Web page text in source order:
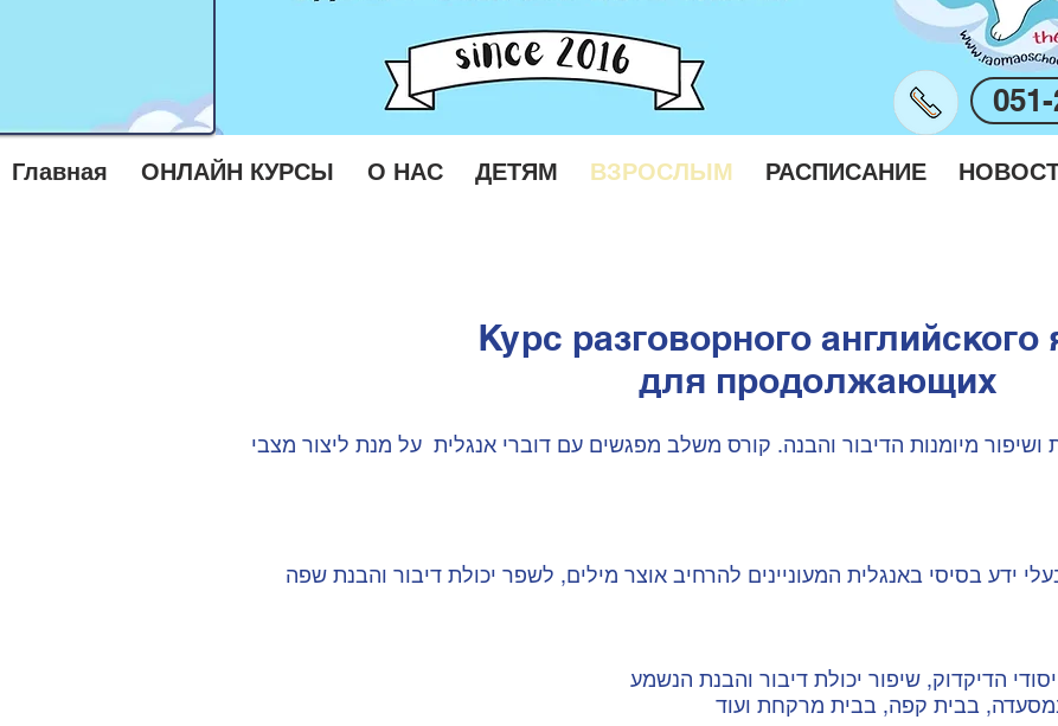
Главная ОНЛАЙН КУРСЫ О НАС ДЕТЯМ ВЗРОСЛЫМ РАСПИСАНИЕ
Курс разговорного английского
для продолжающих
מיומנות הדיבור והבנה. קורס משלב מפגשים עם דוברי אנגלית על מנת ליצור מצבי
ידע בסיסי באנגלית המעוניינים להרחיב אוצר מילים, לשפר יכולת דיבור והבנת שפה
הדיקדוק, שיפור יכולת דיבור והבנת הנשמע
בבית קפה, בבית מרקחת ועוד